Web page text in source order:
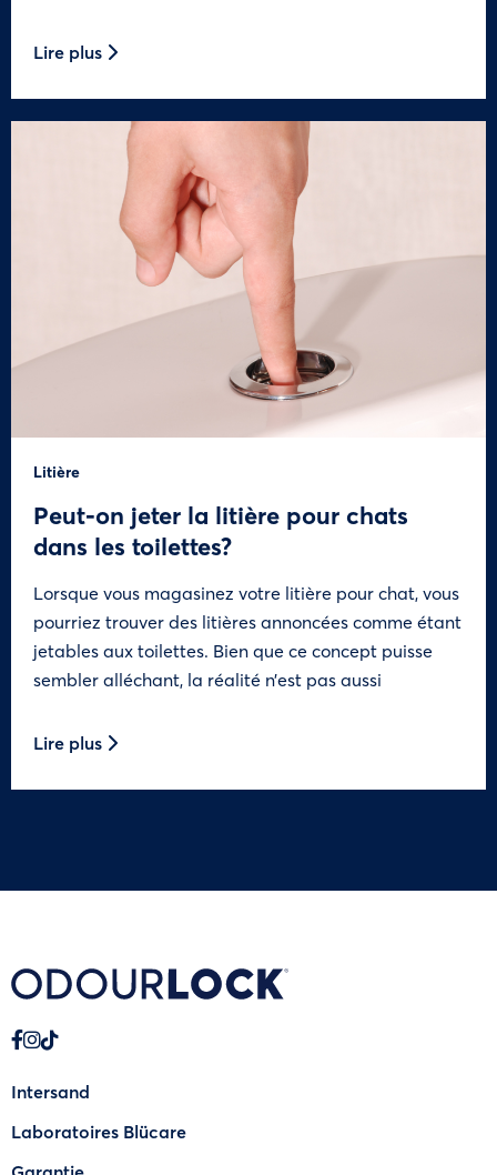
Lire plus
Litière
Peut-on jeter la litière pour chats
dans les toilettes?
Lorsque vous magasinez votre litière pour chat, vous
pourriez trouver des litières annoncées comme étant
jetables aux toilettes. Bien que ce concept puisse
sembler alléchant, la réalité n’est pas aussi
Lire plus
Intersand
Laboratoires Blücare